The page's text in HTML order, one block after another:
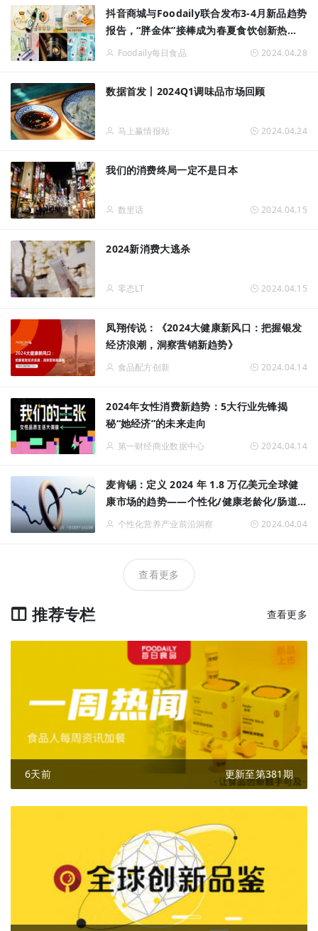
抖音商城与Foodaily联合发布3-4月新品趋势
报告，“胖金体”接棒成为春夏食饮创新热
点？Foodaily每日食品 2024.04.28
数据首发丨2024Q1调味品市场回顾
马上赢情报站 2024.04.24
我们的消费终局一定不是日本
数里话 2024.04.15
2024新消费大逃杀
零态LT 2024.04.15
凤翔传说：《2024大健康新风口：把握银发
经济浪潮，洞察营销新趋势》
食品配方创新 2024.04.14
2024年女性消费新趋势：5大行业先锋揭
秘“她经济”的未来走向
第一财经商业数据中心 2024.04.14
麦肯锡：定义 2024 年 1.8 万亿美元全球健
康市场的趋势——个性化/健康老龄化/肠道
健康/健身优先……
个性化营养产业前沿洞察 2024.04.04
查看更多
推荐专栏 查看更多
6天前 更新至第381期